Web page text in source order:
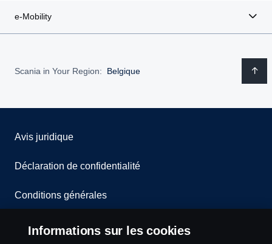
e-Mobility
Scania in Your Region: Belgique
Avis juridique
Déclaration de confidentialité
Conditions générales
Contactez-nous
Informations sur les cookies